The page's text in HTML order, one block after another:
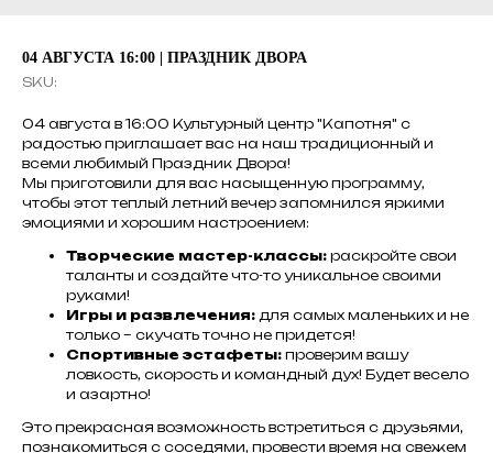
04 АВГУСТА 16:00 | ПРАЗДНИК ДВОРА
SKU:
04 августа в 16:00 Культурный центр "Капотня" с
радостью приглашает вас на наш традиционный и
всеми любимый Праздник Двора!
Мы приготовили для вас насыщенную программу,
чтобы этот теплый летний вечер запомнился яркими
эмоциями и хорошим настроением:
Творческие мастер-классы: раскройте свои
таланты и создайте что-то уникальное своими
руками!
Игры и развлечения: для самых маленьких и не
только – скучать точно не придется!
Спортивные эстафеты: проверим вашу
ловкость, скорость и командный дух! Будет весело
и азартно!
Это прекрасная возможность встретиться с друзьями,
познакомиться с соседями, провести время на свежем